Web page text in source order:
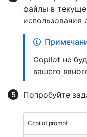
файлы в
Copilot не
вашего
Попробуйте
Copilot prompt